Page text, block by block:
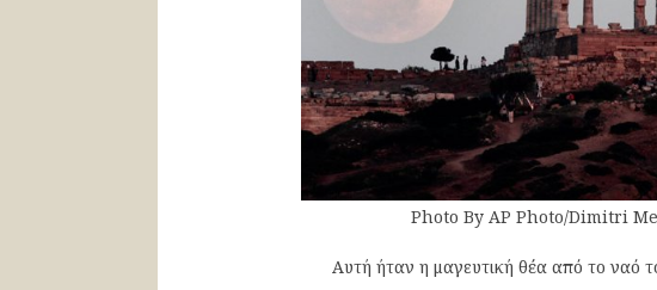
Photo By AP Photo/Dimitri
Αυτή ήταν η μαγευτική θέα από το ναό